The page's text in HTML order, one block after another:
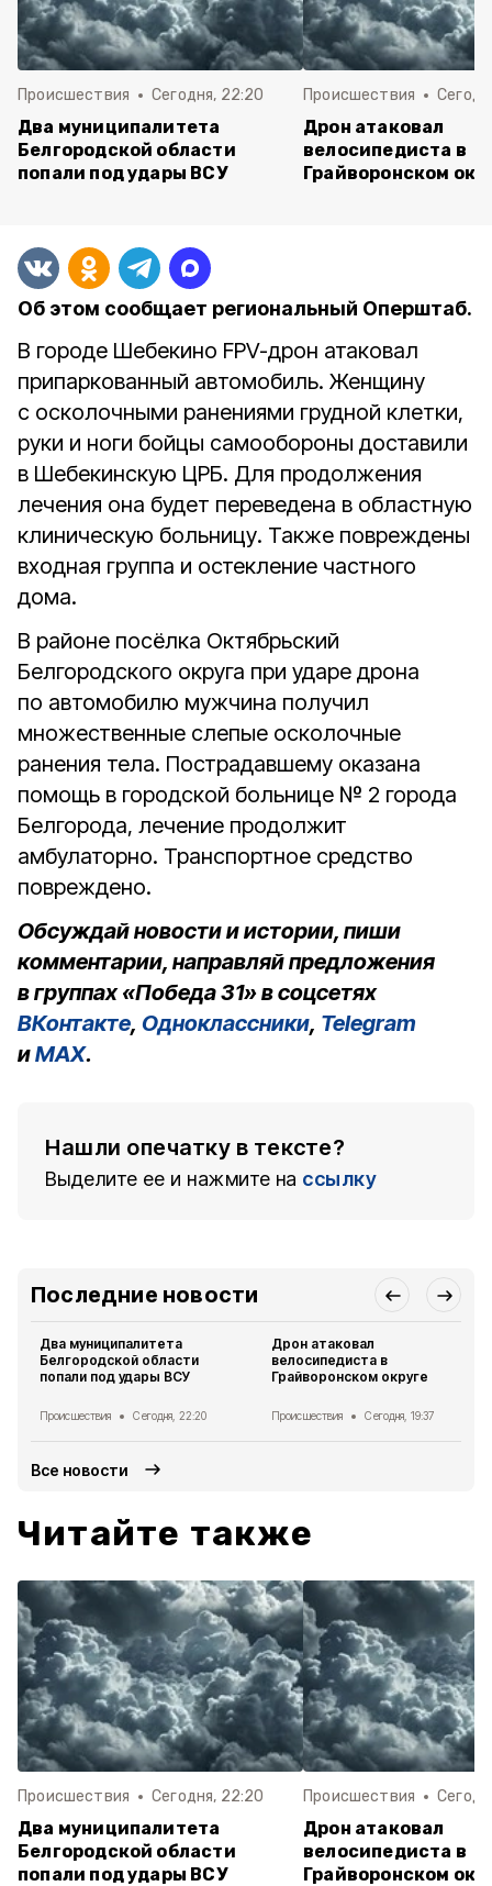
Происшествия Сегодня, 22:20
Два муниципалитета
Белгородской области
попали под удары ВСУ
Происшествия
Дрон атаковал
велосипедиста в
Грайворонском
Об этом сообщает региональный Оперштаб.
В городе Шебекино FPV-дрон атаковал
припаркованный автомобиль. Женщину
с осколочными ранениями грудной клетки,
руки и ноги бойцы самообороны доставили
в Шебекинскую ЦРБ. Для продолжения
лечения она будет переведена в областную
клиническую больницу. Также повреждены
входная группа и остекление частного
дома.
В районе посёлка Октябрьский
Белгородского округа при ударе дрона
по автомобилю мужчина получил
множественные слепые осколочные
ранения тела. Пострадавшему оказана
помощь в городской больнице № 2 города
Белгорода, лечение продолжит
амбулаторно. Транспортное средство
повреждено.
Обсуждай новости и истории, пиши
комментарии, направляй предложения
в группах «Победа 31» в соцсетях
ВКонтакте, Одноклассники, Telegram
иMAX.
Нашли опечатку в тексте?
Выделите ее и нажмите на ссылку
Последние новости
Два муниципалитета
Белгородской области
попали под удары ВСУ
Происшествия Сегодня, 22:20
Дрон атаковал
велосипедиста в
Грайворонском округе
Происшествия Сегодня, 19:37
Все новости
Читайте также
Происшествия Сегодня, 22:20
Два муниципалитета
Белгородской области
попали под удары ВСУ
Происшествия
Дрон атаковал
велосипедиста в
Грайворонском